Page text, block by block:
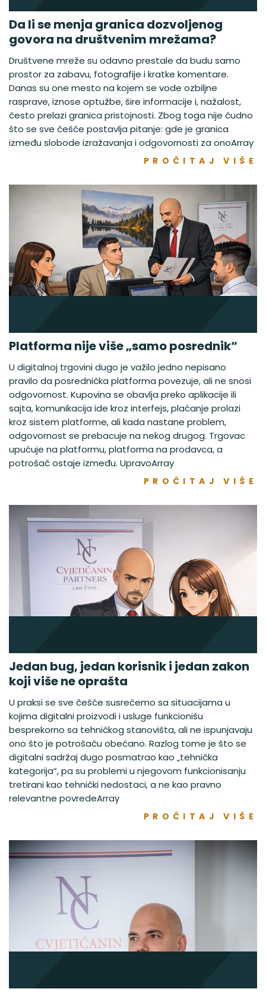
Da li se menja granica dozvoljenog
govora na društvenim mrežama?
Društvene mreže su odavno prestale da budu samo
prostor za zabavu, fotografije i kratke komentare.
Danas su one mesto na kojem se vode ozbiljne
rasprave, iznose optužbe, šire informacije i, nažalost,
često prelazi granica pristojnosti. Zbog toga nije čudno
što se sve češće postavlja pitanje: gde je granica
između slobode izražavanja i odgovornosti za onoArray
PROČITAJ VIŠE
Platforma nije više „samo posrednik“
U digitalnoj trgovini dugo je važilo jedno nepisano
pravilo da posrednička platforma povezuje, ali ne snosi
odgovornost. Kupovina se obavlja preko aplikacije ili
sajta, komunikacija ide kroz interfejs, plaćanje prolazi
kroz sistem platforme, ali kada nastane problem,
odgovornost se prebacuje na nekog drugog. Trgovac
upućuje na platformu, platforma na prodavca, a
potrošač ostaje između. UpravoArray
PROČITAJ VIŠE
Jedan bug, jedan korisnik i jedan zakon
koji više ne oprašta
U praksi se sve češće susrećemo sa situacijama u
kojima digitalni proizvodi i usluge funkcionišu
besprekorno sa tehničkog stanovišta, ali ne ispunjavaju
ono što je potrošaču obećano. Razlog tome je što se
digitalni sadržaj dugo posmatrao kao „tehnička
kategorija“, pa su problemi u njegovom funkcionisanju
tretirani kao tehnički nedostaci, a ne kao pravno
relevantne povredeArray
PROČITAJ VIŠE